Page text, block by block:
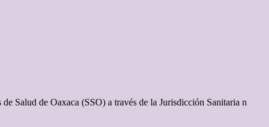
Salud de Oaxaca (SSO) a través de la Jurisdicción Sanitaria n